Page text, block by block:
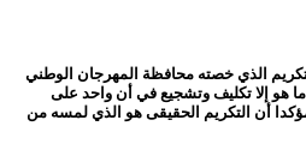
الذي خصته محافظة المهرجان الوطني
المحترف في الدورة الـ 14، ما هو إلا تكليف وتشجيع في أن واحد على
أن التكريم الحقيقى هو الذي لمسه من